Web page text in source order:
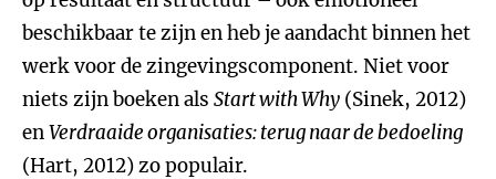
beschikbaar te zijn en heb je aandacht binnen het
werk voor de zingevingscomponent. Niet voor
niets zijn boeken als Start with Why (Sinek, 2012)
enVerdraaide organisaties: terug naar de bedoeling
(Hart, 2012) zo populair.